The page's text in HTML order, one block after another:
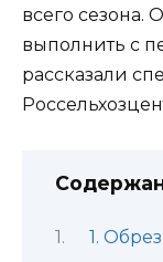
всего сезона.
выполнить с
рассказали
1.